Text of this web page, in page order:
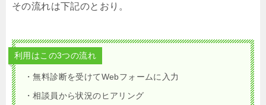
その流れは下記のとおり。
利用はこの3つの流れ
・無料診断を受けてWebフォームに入力
・相談員から状況のヒアリング